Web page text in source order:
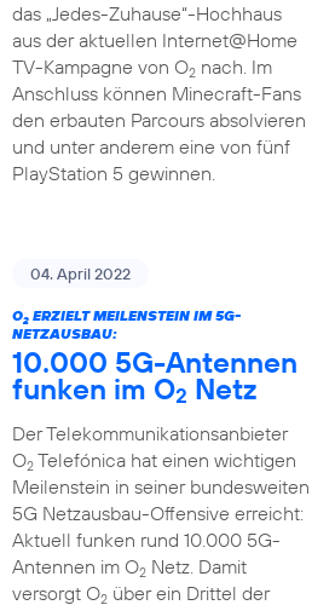
das „Jedes-Zuhause“-Hochhaus
aus der aktuellen Internet@Home
TV-Kampagne von O2nach. Im
Anschluss können Minecraft-Fans
den erbauten Parcours absolvieren
und unter anderem eine von fünf
PlayStation 5 gewinnen.
04. April 2022
O2ERZIELT MEILENSTEIN IM 5G-
NETZAUSBAU:
10.000 5G-Antennen
funken im O2 Netz
Der Telekommunikationsanbieter
O2Telefónica hat einen wichtigen
Meilenstein in seiner bundesweiten
5G Netzausbau-Offensive erreicht:
Aktuell funken rund 10.000 5G-
Antennen im O2Netz. Damit
versorgt O2über ein Drittel der